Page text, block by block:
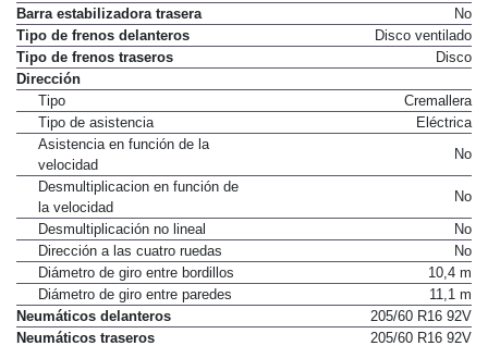
Barra estabilizadora delantera
Sí
Barra estabilizadora trasera
No
Tipo de frenos delanteros
Disco ventilado
Tipo de frenos traseros
Dirección
Tipo
Cremallera
Tipo de asistencia
Asistencia en función de la
velocidad
No
Desmultiplicacion en función de
la velocidad
No
Desmultiplicación no lineal
No
Dirección a las cuatro ruedas
No
Diámetro de giro entre bordillos
10,4 m
Diámetro de giro entre paredes
11,1 m
Neumáticos delanteros
205/60 R16 92V